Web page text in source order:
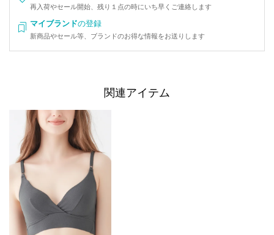
再入荷やセール開始、残り１点の時にいち早くご連絡します
マイブランドの登録
新商品やセール等、ブランドのお得な情報をお送りします
関連アイテム